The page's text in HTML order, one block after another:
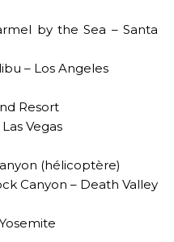
by the Sea – Santa
– Los Angeles
Resort
Vegas
(hélicoptère)
Canyon – Death Valley